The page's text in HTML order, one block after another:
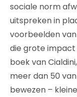
sociale norm
uitspreken in
voorbeelden
die grote impact
boek van
meer dan 50
bewezen –